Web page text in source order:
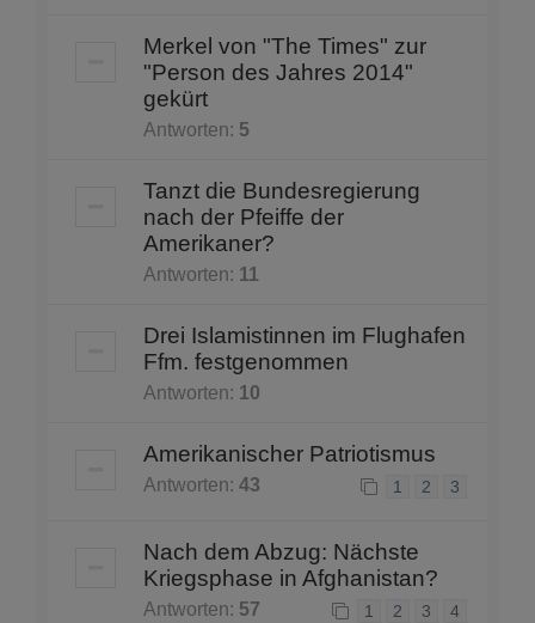
Merkel von "The Times" zur
"Person des Jahres 2014"
gekürt
Antworten: 5
Tanzt die Bundesregierung
nach der Pfeiffe der
Amerikaner?
Antworten: 11
Drei Islamistinnen im Flughafen
Ffm. festgenommen
Antworten: 10
Amerikanischer Patriotismus
Antworten: 43 1 2 3
Nach dem Abzug: Nächste
Kriegsphase in Afghanistan?
Antworten: 57 1 2 3 4